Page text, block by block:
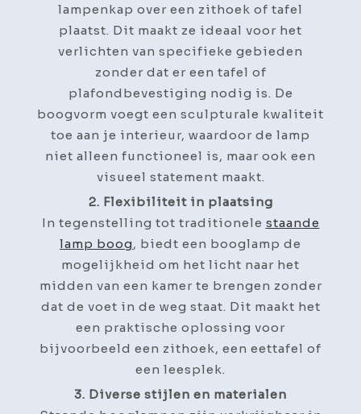
lampenkap over een zithoek of tafel
plaatst. Dit maakt ze ideaal voor het
verlichten van specifieke gebieden
zonder dat er een tafel of
plafondbevestiging nodig is. De
boogvorm voegt een sculpturale kwaliteit
toe aan je interieur, waardoor de lamp
niet alleen functioneel is, maar ook een
visueel statement maakt.
2. Flexibiliteit in plaatsing
In tegenstelling tot traditionele staande
lamp boog, biedt een booglamp de
mogelijkheid om het licht naar het
midden van een kamer te brengen zonder
dat de voet in de weg staat. Dit maakt het
een praktische oplossing voor
bijvoorbeeld een zithoek, een eettafel of
een leesplek.
3. Diverse stijlen en materialen